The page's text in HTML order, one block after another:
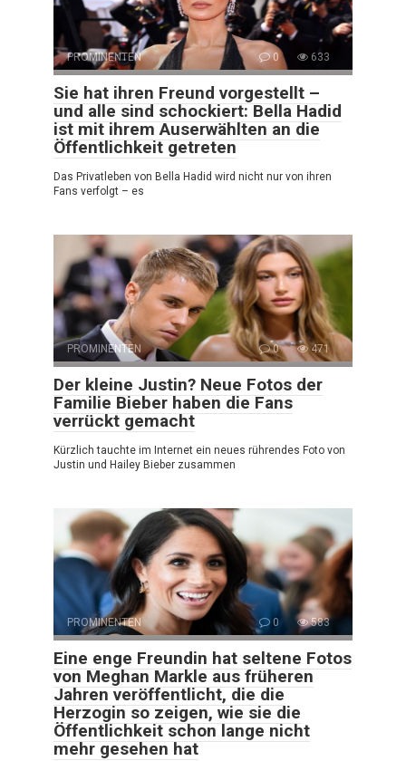
PROMINENTEN 0 633
Sie hat ihren Freund vorgestellt –
und alle sind schockiert: Bella Hadid
ist mit ihrem Auserwählten an die
Öffentlichkeit getreten
Das Privatleben von Bella Hadid wird nicht nur von ihren
Fans verfolgt – es
PROMINENTEN 0 471
Der kleine Justin? Neue Fotos der
Familie Bieber haben die Fans
verrückt gemacht
Kürzlich tauchte im Internet ein neues rührendes Foto von
Justin und Hailey Bieber zusammen
PROMINENTEN 0 583
Eine enge Freundin hat seltene Fotos
von Meghan Markle aus früheren
Jahren veröffentlicht, die die
Herzogin so zeigen, wie sie die
Öffentlichkeit schon lange nicht
mehr gesehen hat